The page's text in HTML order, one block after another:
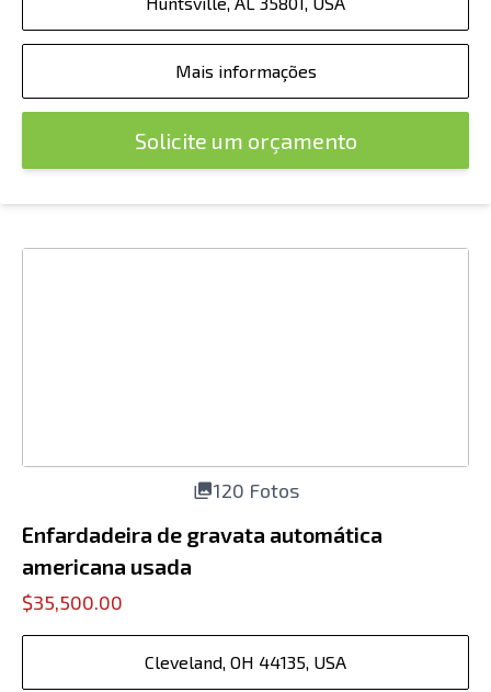
Mais informações
Solicite um orçamento
120 Fotos
Enfardadeira de gravata automática
americana usada
$35,500.00
Cleveland, OH 44135, USA